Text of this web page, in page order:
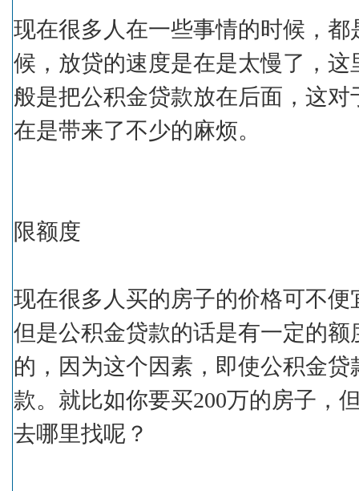
现在很多人在一些事情的时候，
候，放贷的速度是在是太慢了，
般是把公积金贷款放在后面，这
在是带来了不少的麻烦。
限额度
现在很多人买的房子的价格可不
但是公积金贷款的话是有一定的
的，因为这个因素，即使公积金
款。就比如你要买200万的房子，
去哪里找呢？